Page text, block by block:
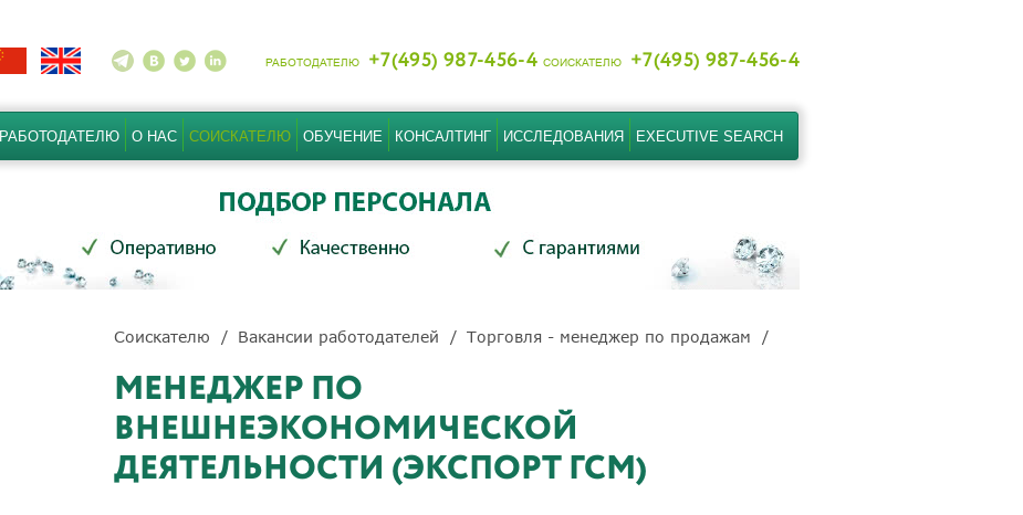
РАБОТОДАТЕЛЮ +7(495) 987-456-4 СОИСКАТЕЛЮ +7(495) 987-456-4
РАБОТОДАТЕЛЮ О НАС СОИСКАТЕЛЮ ОБУЧЕНИЕ КОНСАЛТИНГ ИССЛЕДОВАНИЯ EXECUTIVE SEARCH
Соискателю Вакансии работодателей Торговля - менеджер по продажам
МЕНЕДЖЕР ПО
ВНЕШНЕЭКОНОМИЧЕСКОЙ
ДЕЯТЕЛЬНОСТИ (ЭКСПОРТ ГСМ)